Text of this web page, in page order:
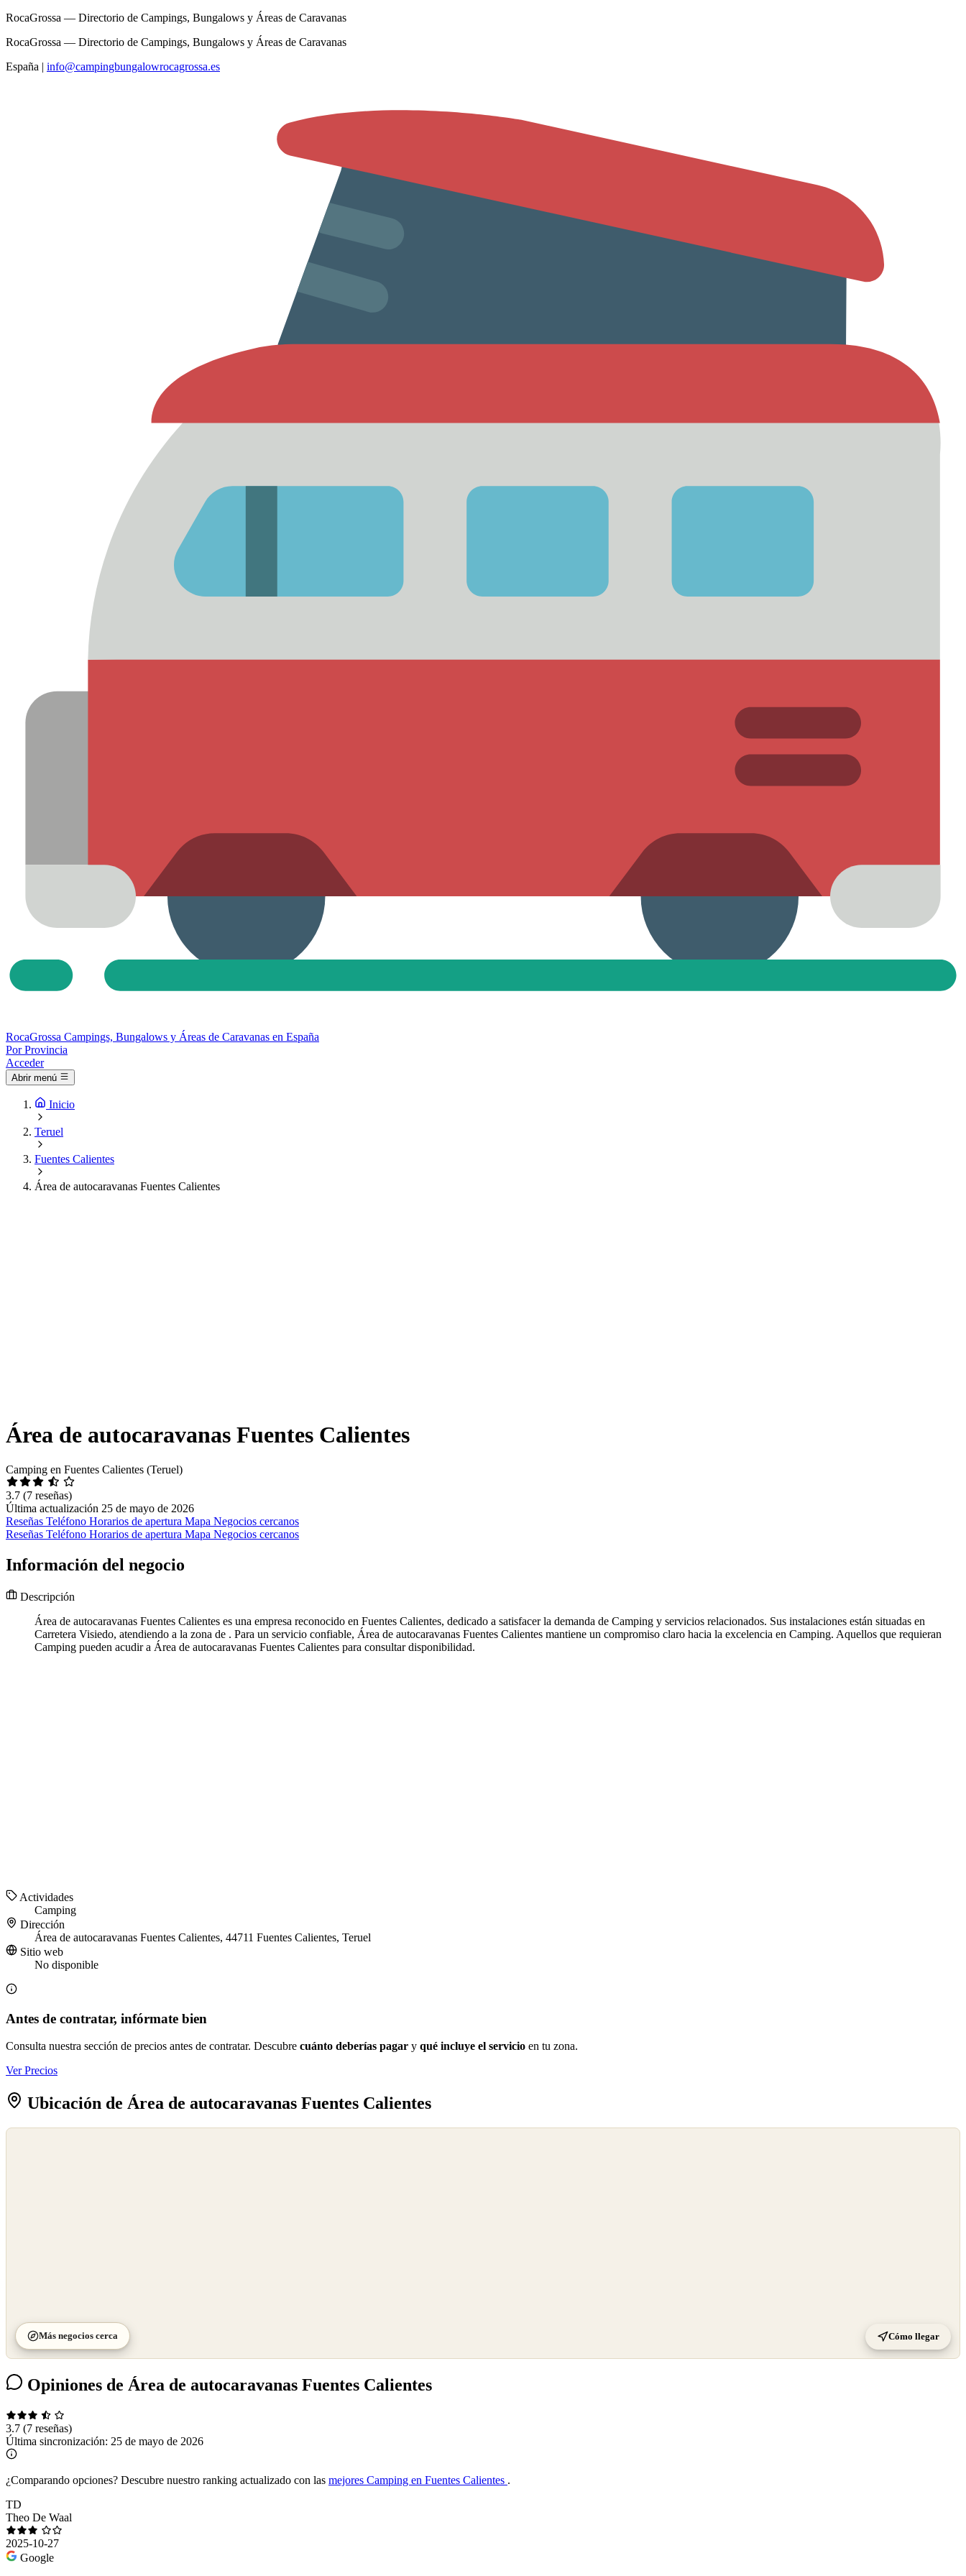
RocaGrossa — Directorio de Campings, Bungalows y Áreas de Caravanas
RocaGrossa — Directorio de Campings, Bungalows y Áreas de Caravanas
España | info@campingbungalowrocagrossa.es
RocaGrossa Campings, Bungalows y Áreas de Caravanas en España
Por Provincia
Acceder
Abrir menú
Inicio
Teruel
Fuentes Calientes
Área de autocaravanas Fuentes Calientes
Área de autocaravanas Fuentes Calientes
Camping en Fuentes Calientes (Teruel)
3.7 (7 reseñas)
Última actualización 25 de mayo de 2026
Reseñas Teléfono Horarios de apertura Mapa Negocios cercanos
Reseñas Teléfono Horarios de apertura Mapa Negocios cercanos
Información del negocio
Descripción
Área de autocaravanas Fuentes Calientes es una empresa reconocido en Fuentes Calientes, dedicado a satisfacer la demanda de Camping y servicios relacionados. Sus instalaciones están situadas en
Carretera Visiedo, atendiendo a la zona de . Para un servicio confiable, Área de autocaravanas Fuentes Calientes mantiene un compromiso claro hacia la excelencia en Camping. Aquellos que requieran
Camping pueden acudir a Área de autocaravanas Fuentes Calientes para consultar disponibilidad.
Actividades
Camping
Dirección
Área de autocaravanas Fuentes Calientes, 44711 Fuentes Calientes, Teruel
Sitio web
No disponible
Antes de contratar, infórmate bien
Consulta nuestra sección de precios antes de contratar. Descubre cuánto deberías pagar y qué incluye el servicio en tu zona.
Ver Precios
Ubicación de Área de autocaravanas Fuentes Calientes
Más negocios cerca Cómo llegar
Opiniones de Área de autocaravanas Fuentes Calientes
3.7 (7 reseñas)
Última sincronización: 25 de mayo de 2026
¿Comparando opciones? Descubre nuestro ranking actualizado con las mejores Camping en Fuentes Calientes .
TD
Theo De Waal
2025-10-27
Google